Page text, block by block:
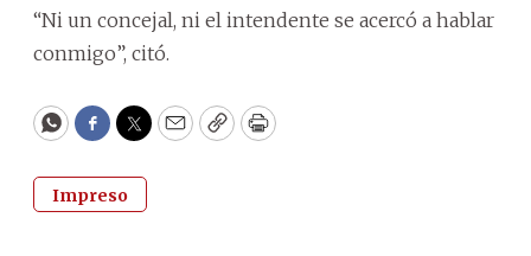
“Ni un concejal, ni el intendente se acercó a hablar
conmigo”, citó.
WhatsApp
Facebook
Twitter
EmailCopyPrint
Impreso